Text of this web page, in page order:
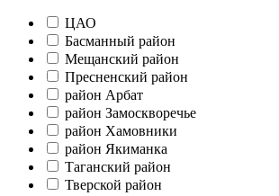
ЦАО
Басманный район
Мещанский район
Пресненский район
район Арбат
район Замоскворечье
район Хамовники
район Якиманка
Таганский район
Тверской район